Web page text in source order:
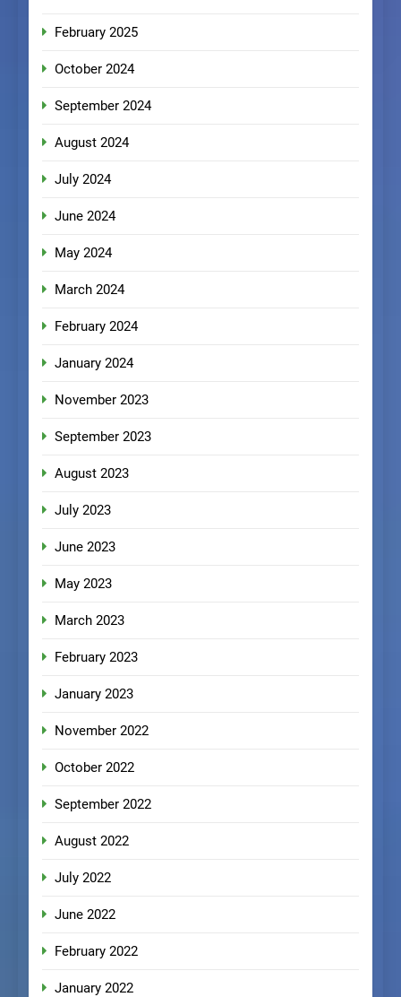
February 2025
October 2024
September 2024
August 2024
July 2024
June 2024
May 2024
March 2024
February 2024
January 2024
November 2023
September 2023
August 2023
July 2023
June 2023
May 2023
March 2023
February 2023
January 2023
November 2022
October 2022
September 2022
August 2022
July 2022
June 2022
February 2022
January 2022